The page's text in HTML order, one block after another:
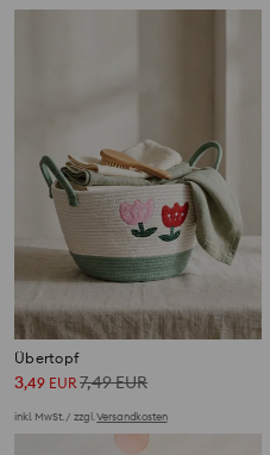
Übertopf
3,49 EUR7,49EUR
inkl. MwSt. / zzgl.Versandkosten